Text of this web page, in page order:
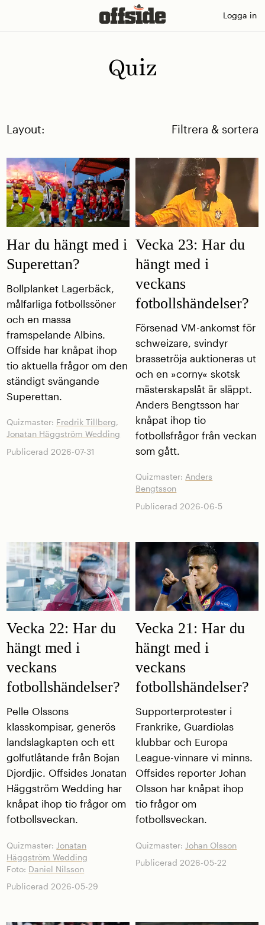
Logga in
Quiz
Layout: Filtrera & sortera
Har du hängt med i
Superettan?
Bollplanket Lagerbäck,
målfarliga fotbollssöner
och en massa
framspelande Albins.
Offside har knåpat ihop
tio aktuella frågor om den
ständigt svängande
Superettan.
Quizmaster: Fredrik Tillberg,
Jonatan Häggström Wedding
Publicerad 2026-07-31
Vecka 23: Har du
hängt med i
veckans
fotbollshändelser?
Försenad VM-ankomst för
schweizare, svindyr
brassetröja auktioneras ut
och en »corny« skotsk
mästerskapslåt är släppt.
Anders Bengtsson har
knåpat ihop tio
fotbollsfrågor från veckan
som gått.
Quizmaster: Anders
Bengtsson
Publicerad 2026-06-5
Vecka 22: Har du
hängt med i
veckans
fotbollshändelser?
Pelle Olssons
klasskompisar, generös
landslagkapten och ett
golfutlåtande från Bojan
Djordjic. Offsides Jonatan
Häggström Wedding har
knåpat ihop tio frågor om
fotbollsveckan.
Quizmaster: Jonatan
Häggström Wedding
Foto: Daniel Nilsson
Publicerad 2026-05-29
Vecka 21: Har du
hängt med i
veckans
fotbollshändelser?
Supporterprotester i
Frankrike, Guardiolas
klubbar och Europa
League-vinnare vi minns.
Offsides reporter Johan
Olsson har knåpat ihop
tio frågor om
fotbollsveckan.
Quizmaster: Johan Olsson
Publicerad 2026-05-22